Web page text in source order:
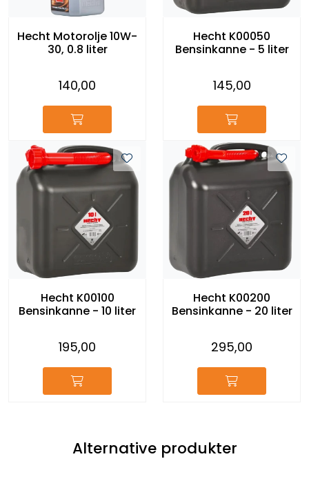
Hecht Motorolje 10W-
30, 0.8 liter
140,00
Hecht K00050
Bensinkanne - 5 liter
145,00
Hecht K00100
Bensinkanne - 10 liter
195,00
Hecht K00200
Bensinkanne - 20 liter
295,00
Alternative produkter